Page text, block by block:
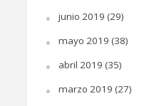
junio 2019 (29)
mayo 2019 (38)
abril 2019 (35)
marzo 2019 (27)